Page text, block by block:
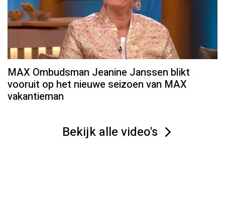
MAX Ombudsman Jeanine Janssen blikt
vooruit op het nieuwe seizoen van MAX
vakantieman
Bekijk alle video's